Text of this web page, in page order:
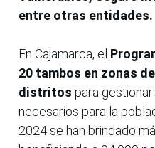
entre otras entidades.
En Cajamarca, el
20 tambos en zonas
distritos para
necesarios para la
2024 se han brindado